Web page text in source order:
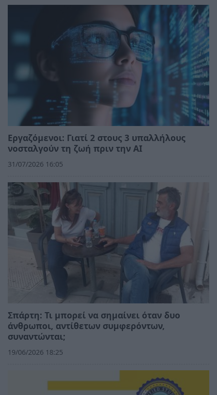
Εργαζόμενοι: Γιατί 2 στους 3 υπαλλήλους
νοσταλγούν τη ζωή πριν την ΑΙ
31/07/2026 16:05
Σπάρτη: Τι μπορεί να σημαίνει όταν δυο
άνθρωποι, αντίθετων συμφερόντων,
συναντώνται;
19/06/2026 18:25